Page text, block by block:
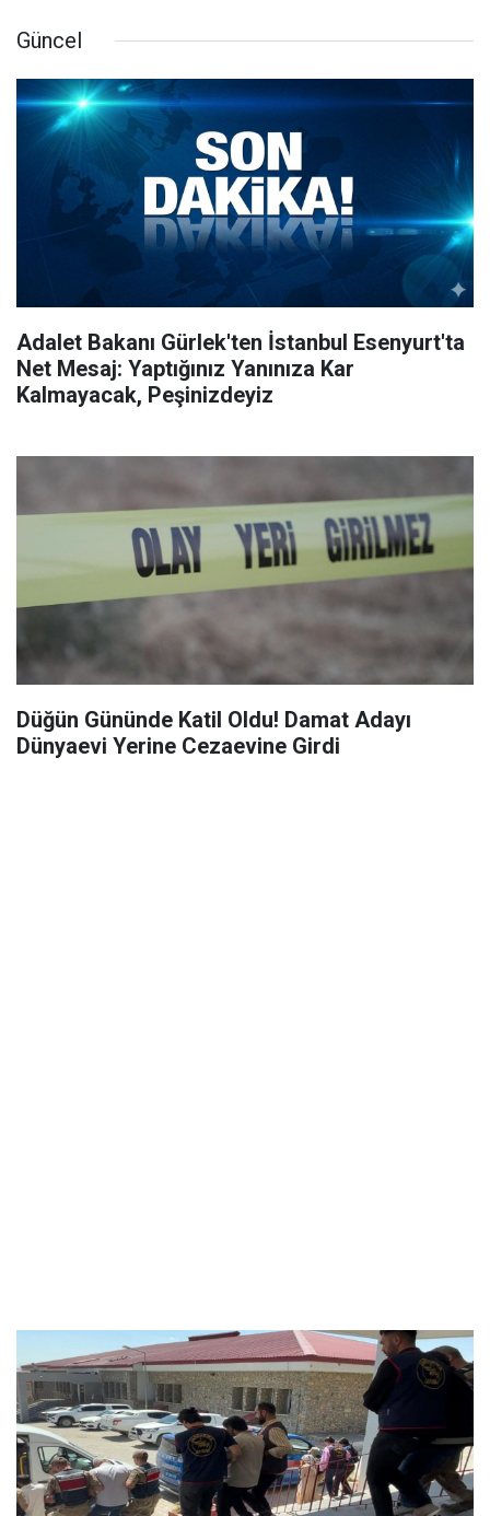
Güncel
Adalet Bakanı Gürlek'ten İstanbul Esenyurt'ta
Net Mesaj: Yaptığınız Yanınıza Kar
Kalmayacak, Peşinizdeyiz
Düğün Gününde Katil Oldu! Damat Adayı
Dünyaevi Yerine Cezaevine Girdi